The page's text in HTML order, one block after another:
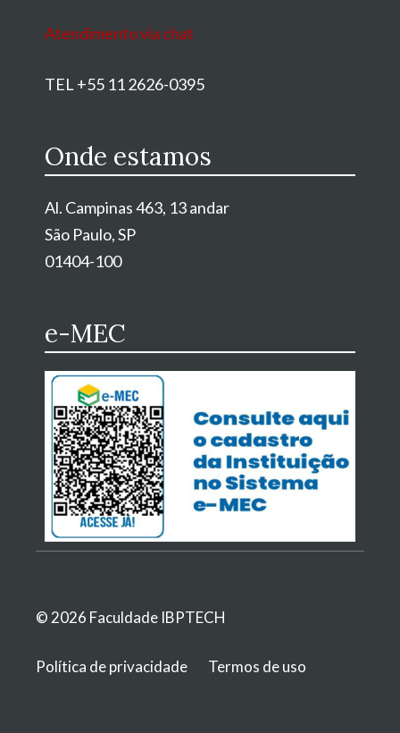
Atendimento via chat
TEL +55 11 2626-0395
Onde estamos
Al. Campinas 463, 13 andar
São Paulo, SP
01404-100
e-MEC
© 2026 Faculdade IBPTECH
Política de privacidade Termos de uso